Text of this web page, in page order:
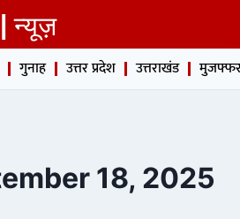
न्यूज़
गुनाह उत्तर प्रदेश उत्तराखंड
18, 2025